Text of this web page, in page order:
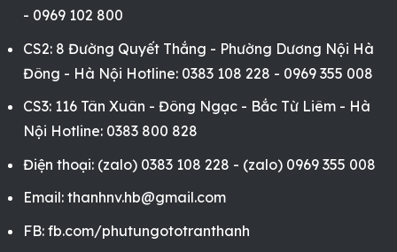
- 0969 102 800
CS2: 8 Đường Quyết Thắng - Phường Dương Nội Hà
Đông - Hà Nội Hotline: 0383 108 228 - 0969 355 008
CS3: 116 Tân Xuân - Đông Ngạc - Bắc Từ Liêm - Hà
Nội Hotline: 0383 800 828
Điện thoại: (zalo) 0383 108 228 - (zalo) 0969 355 008
Email: thanhnv.hb@gmail.com
FB: fb.com/phutungototranthanh